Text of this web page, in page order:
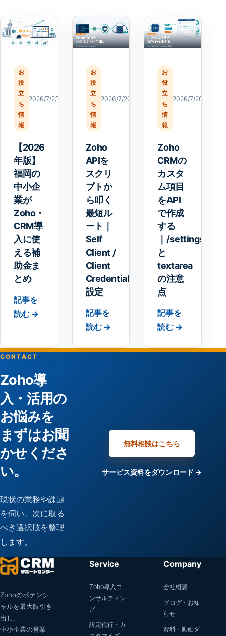
お
役
立
ち
情
報
2026/7/23
【2026
年版】
福岡の
中小企
業が
Zoho・
CRM導
入に使
える補
助金ま
とめ
記事を
読む →
お
役
立
ち
情
報
2026/7/20
Zoho
APIを
スクリ
プトか
ら叩く
最短ル
ート｜
Self
Client /
Client
Credentials
設定
記事を
読む →
お
役
立
ち
情
報
2026/7/20
Zoho
CRMの
カスタ
ム項目
をAPI
で作成
する
｜/settings/
と
textarea
の注意
点
記事を
読む →
CONTACT
Zoho導
入・活用の
お悩みを
まずはお聞
かせくださ
い。
現状の業務や課題
を伺い、次に取る
べき選択肢を整理
します。
無料相談はこちら
サービス資料をダウンロード →
Zohoのポテンシ
ャルを最大限引き
出し、
中小企業の営業
Service
Zoho導入コ
ンサルティン
グ
設定代行・カ
Company
会社概要
ブログ・お知
らせ
資料・動画ダ